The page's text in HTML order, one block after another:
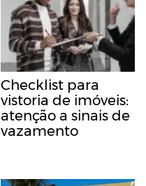
Checklist para
vistoria de imóveis:
atenção a sinais de
vazamento